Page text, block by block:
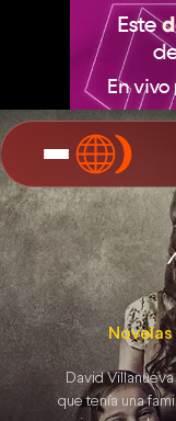
Mis
Tres
MariasNovelas
David
que tenía una